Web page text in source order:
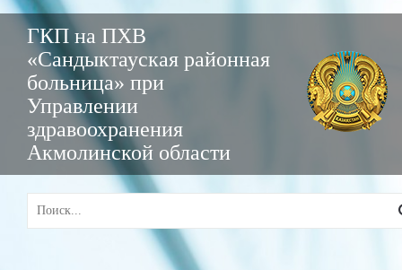
ГКП на ПХВ
«Сандыктауская районная
больница» при
Управлении
здравоохранения
Акмолинской области